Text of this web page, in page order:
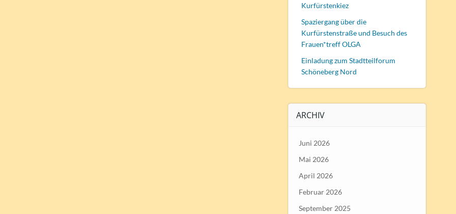
Kurfürstenkiez
Spaziergang über die
Kurfürstenstraße und Besuch des
Frauen*treff OLGA
Einladung zum Stadtteilforum
Schöneberg Nord
ARCHIV
Juni 2026
Mai 2026
April 2026
Februar 2026
September 2025